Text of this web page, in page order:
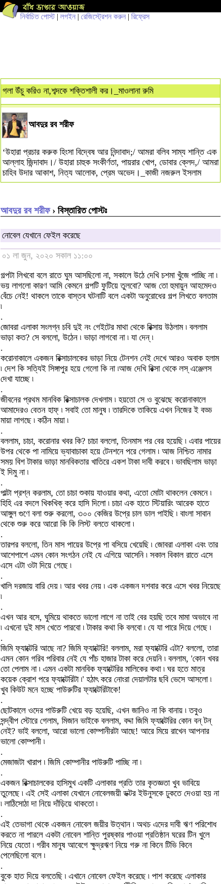
নির্বাচিত পোস্ট| লগইন | রেজিস্ট্রেশন করুন | রিফ্রেস
গলা উঁচু করিও না,শব্দকে শক্তিশালী কর।_মাওলানা রুমি
আবদুর রব শরীফ
‘উহারা প্রচার করুক হিংসা বিদ্বেষ আর নিন্দাবাদ;/ আমরা বলিব সাম্য শান্তি এক
আল্লাহ জিন্দাবাদ।/ উহারা চাহুক সংকীর্ণতা, পায়রার খোপ, ডোবার ক্লেদ,/ আমরা
চাহিব উদার আকাশ, নিত্য আলোক, প্রেম অভেদ।_কাজী নজরুল ইসলাম
আবদুর রব শরীফ› বিস্তারিত পোস্টঃ
নোবেল যেখানে ফেইল করেছে
০১ লা জুন, ২০২০ সকাল ১১:০০
গল্পটা লিখবো বলে রাতে ঘুম আসছিলো না, সকালে উঠে দেখি চশমা খুঁজে পাচ্ছি না ৷
ভয় লাগলো কারণ আমি কেমনে গল্পটি ফুটিয়ে তুলবো? আজ তো হুমায়ুন আহমেদও
বেঁচে নেই! থাকলে তাকে বাস্তব ঘটনাটি বলে একটা অনুরোধের গল্প লিখতে বলতাম
৷
.
জোবরা এলাকা সংলগ্ন চবি দুই নং গেইটের মাথা থেকে রিক্সায় উঠলাম ৷ বললাম
ভাড়া কত? সে বললো, উঠেন ৷ ভাড়া লাগবো না ৷ যা দেন্ ৷
.
করোনাকালে একজন রিক্সাচালকের ভাড়া নিয়ে টেনশন নেই দেখে আরও অবাক হলাম
৷ দেশ কি সত্যিই সিঙ্গাপুর হয়ে গেলো কি না ৷আজ দেখি রিক্সা থেকে লস্ এঞ্জেলস
দেখা যাচ্ছে ৷
.
জীবনের প্রথম মানবিক রিক্সাচালক দেখলাম ৷ হয়তো সে ও বুঝেছে করোনাকালে
আমাদেরও বেতন হাফ্ ৷ সবাই তো মানুষ ৷ তারদিকে তাকিয়ে এখন নিজের ই বড্ড
মায়া লাগছে ৷ কঠিন মায়া ৷
.
বললাম, চাচা, করোনার খবর কি? চাচা বললো, তিনমাস পর বের হয়েছি ৷ এবার পায়ের
উপর থেকে পা নামিয়ে ভ্যাবাচাকা হয়ে টেনশনে পরে গেলাম ৷ আজ নিশ্চিত নামার
সময় বিশ টাকার ভাড়া মানবিকতার খাতিরে একশ টাকা দাবী করবে ৷ ভাবছিলাম ভাড়া
ই দিমু না ৷
.
পাল্টা প্রশ্ন করলাম, তো চাচা শুকায় যাওয়ার কথা, এতো মোটা থাকলেন কেমনে ৷
হিহি এর বদলে খিকখিক্ করে হাসি দিলো ৷ চাচা এক হাতে স্টিয়ারিং আরেক হাতে
আঙ্গুল গুণে বলা শুরু করলো, ৩০০ কেজির উপ্রে চাল ডাল পাইছি ৷ বাংলা সাবান
থেকে শুরু করে আরো কি কি লিস্ট বলতে থাকলো ৷
.
তারপর বললো, তিন মাস পায়ের উপ্রে পা বসিয়ে খেয়েছি ৷ জোবরা এলাকা এবং তার
আশেপাশে এমন কোন সংগঠন নেই যে এগিয়ে আসেনি ৷ সকাল বিকাল রাতে এসে
এসে এটা ওটা দিয়ে গেছে ৷
.
খালি দরজায় বারি দেয় ৷ আর খবর নেয় ৷ এক একজন দশবার করে এসে খবর নিয়েছে
৷
.
এখন আর বসে, ঘুমিয়ে থাকতে ভালো লাগে না তাই বের হয়ছি তবে মামা অভাবে না
৷ এখনো দুই মাস খেতে পারবো ৷ টাকার কথা কি বলবো ৷ যে যা পারে দিয়ে গেছে ৷
.
জিমি ফ্যাক্টেরি আছে না? জিমি ফ্যাক্টেরি! বললাম, মরা ফ্যাক্টেরি এটা? বললো, তারা
এমন কোন গরিব পরিবার নেই যে পাঁচ হাজার টাকা করে দেয়নি ৷ বললাম, 'কোন খবর
তো পেলাম না ৷ এমন একটা মানবিক ফ্যাক্টেরির মালিকের কথা ৷ ঘর হতে মাত্র
কয়েক ক্রোশ পরে ফ্যাক্টেরিটা ৷' হঠাৎ করে নোংরা দেয়ালটার ছবি ভেসে আসলো ৷
খুব কিউট মনে হচ্ছে পাউরুটির ফ্যাক্টেরিটাকে!
.
ছোটকালে ওদের পাউরুটি খেয়ে বড় হয়েছি, এখন জানিও না কি বানায় ৷ তবুও
সন্দ্বীপ স্টোরে গেলাম, মিজান ভাইকে বললাম, বদ্দা জিমি ফ্যাক্টেরির কোন বন্ টন্
নেই? ভাই বললো, আরো ভালো কোম্পানীরটা আছে! আরে মিয়ে রাখেন আপনার
ভালো কোম্পানী ৷
.
মেজাজটা খারাপ ৷ জিমি কোম্পানীর পাউরুটি পাচ্ছি না ৷
.
একজন রিক্সাচালকের হাসিমুখ একটি এলাকার প্রতি তার কৃতজ্ঞতা খুব ভাবিয়ে
তুলেছে ৷ এই সেই এলাকা যেখানে নোবেলজয়ী ডক্টর ইউনুসকে ঢুকতে দেওয়া হয় না
৷ লাঠিসোঠা দা নিয়ে দাঁড়িয়ে থাকতো ৷
.
এই তেভাগা থেকে একজন নোবেল জয়ীর উত্থান ৷ অথচ এদের দাবী ঋণ পরিশোধ
করতে না পারলে একটা নোবেল শান্তি পুরষ্কার পাওয়া প্রতিষ্ঠান ঘরের টিন খুলে
নিয়ে যেতো ৷ গরীব মানুষ আবেগে ক্ষুদ্রঋণ নিয়ে গরু না কিনে টিভি কিনে
পেলেছিলো বলে ৷
.
বুকে হাত দিয়ে বলতেছি ৷ এখানে নোবেল ফেইল করেছে ৷ পাশ করেছে এলাকার